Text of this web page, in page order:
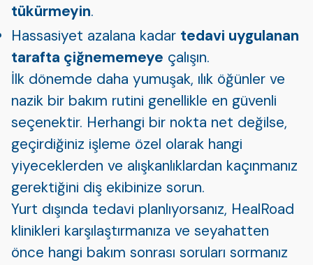
tükürmeyin.
Hassasiyet azalana kadar tedavi uygulanan
tarafta çiğnememeye çalışın.
İlk dönemde daha yumuşak, ılık öğünler ve
nazik bir bakım rutini genellikle en güvenli
seçenektir. Herhangi bir nokta net değilse,
geçirdiğiniz işleme özel olarak hangi
yiyeceklerden ve alışkanlıklardan kaçınmanız
gerektiğini diş ekibinize sorun.
Yurt dışında tedavi planlıyorsanız, HealRoad
klinikleri karşılaştırmanıza ve seyahatten
önce hangi bakım sonrası soruları sormanız